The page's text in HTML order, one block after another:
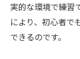
実的な環境で練習
により、初心者で
できるのです。